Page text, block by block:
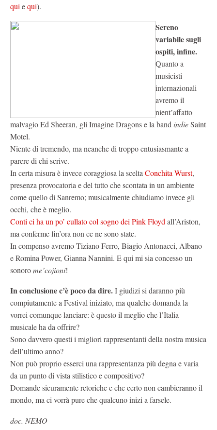
quiequi).
Sereno
variabile sugli
ospiti, infine.
Quanto a
musicisti
internazionali
avremo il
nient’affatto
malvagio Ed Sheeran, gli Imagine Dragons e la band indieSaint
Motel.
Niente di tremendo, ma neanche di troppo entusiasmante a
parere di chi scrive.
In certa misura è invece coraggiosa la scelta Conchita Wurst,
presenza provocatoria e del tutto che scontata in un ambiente
come quello di Sanremo; musicalmente chiudiamo invece gli
occhi, che è meglio.
Conti ci ha un po’ cullato col sogno dei Pink Floyd all’Ariston,
ma conferme fin’ora non ce ne sono state.
In compenso avremo Tiziano Ferro, Biagio Antonacci, Albano
e Romina Power, Gianna Nannini. E qui mi sia concesso un
sonorome’cojioni!
In conclusione c’è poco da dire.I giudizi si daranno più
compiutamente a Festival iniziato, ma qualche domanda la
vorrei comunque lanciare: è questo il meglio che l’Italia
musicale ha da offrire?
Sono davvero questi i migliori rappresentanti della nostra musica
dell’ultimo anno?
Non può proprio esserci una rappresentanza più degna e varia
da un punto di vista stilistico e compositivo?
Domande sicuramente retoriche e che certo non cambieranno il
mondo, ma ci vorrà pure che qualcuno inizi a farsele.
doc. NEMO